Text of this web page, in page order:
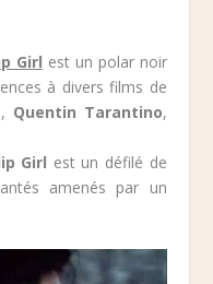
Girl est un polar noir
à divers films de
, Quentin Tarantino,
Girl est un défilé de
amenés par un